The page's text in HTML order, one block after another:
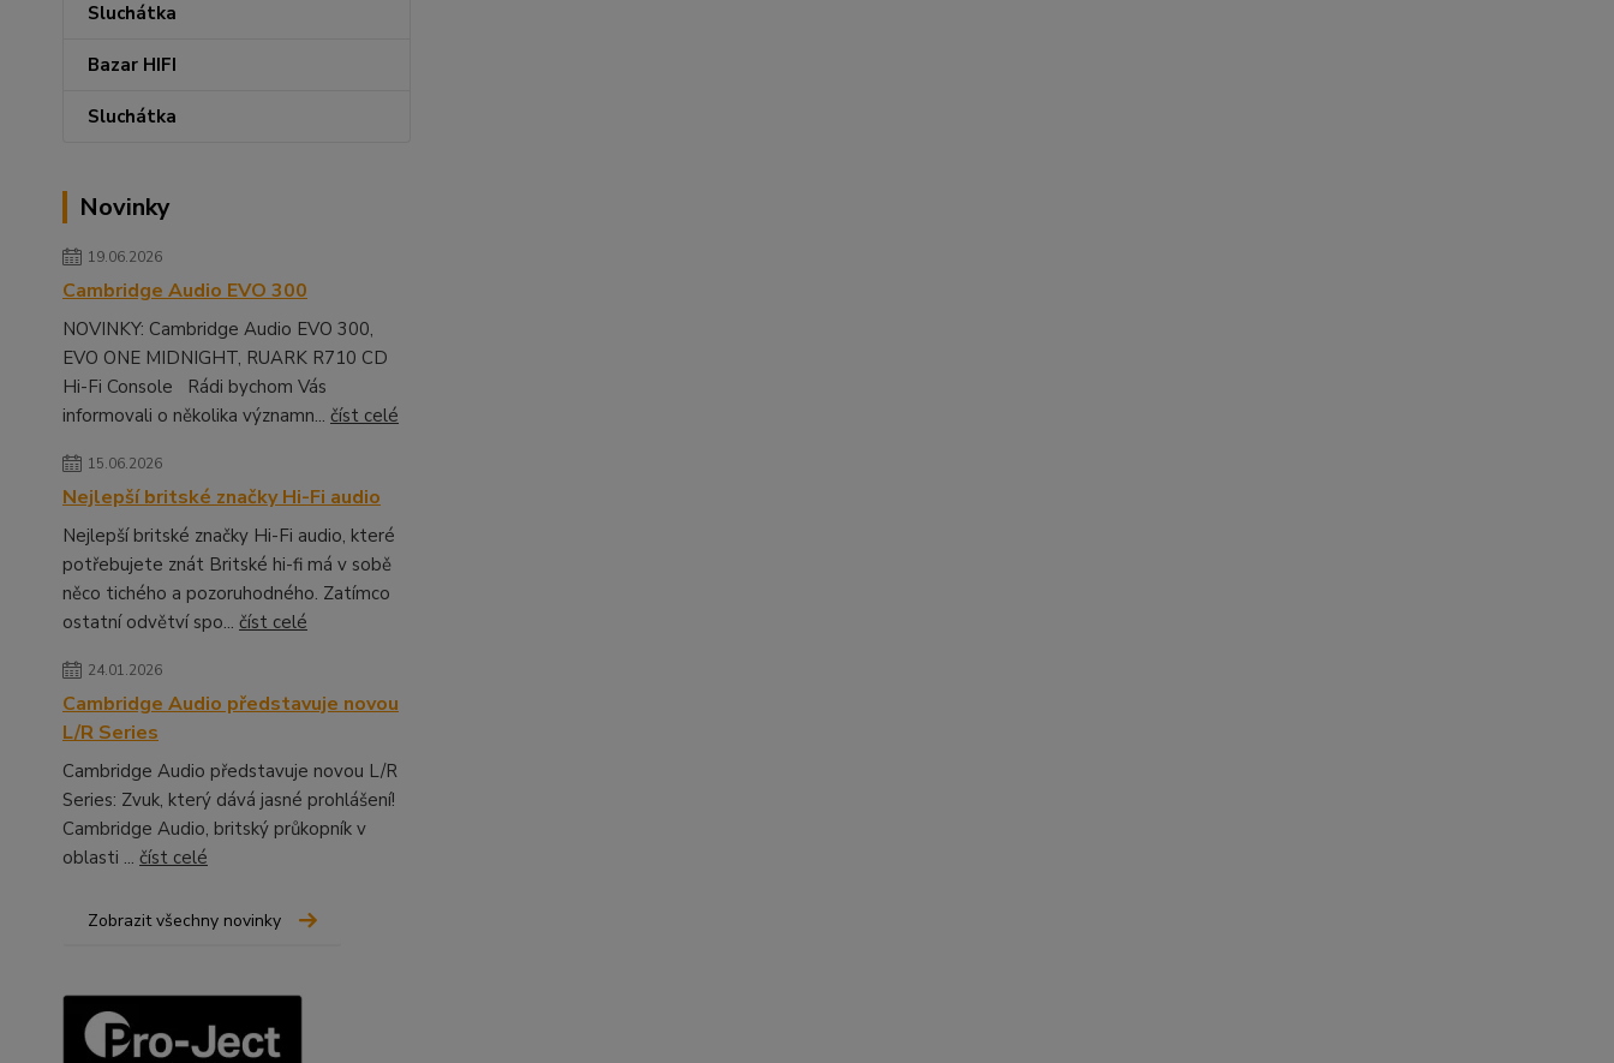
Sluchátka
Bazar HIFI
Sluchátka
Novinky
19.06.2026
Cambridge Audio EVO 300
NOVINKY: Cambridge Audio EVO 300,
EVO ONE MIDNIGHT, RUARK R710 CD
Hi-Fi Console Rádi bychom Vás
informovali o několika významn... číst celé
15.06.2026
Nejlepší britské značky Hi-Fi audio
Nejlepší britské značky Hi-Fi audio, které
potřebujete znát Britské hi-fi má v sobě
něco tichého a pozoruhodného. Zatímco
ostatní odvětví spo... číst celé
24.01.2026
Cambridge Audio představuje novou
L/R Series
Cambridge Audio představuje novou L/R
Series: Zvuk, který dává jasné prohlášení!
Cambridge Audio, britský průkopník v
oblasti ... číst celé
Zobrazit všechny novinky